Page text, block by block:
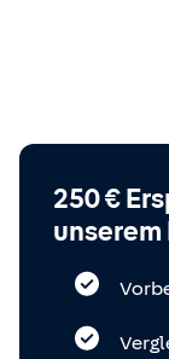
250 €
unserem